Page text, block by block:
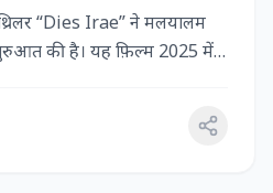
“Dies Irae” ने मलयालम
की है। यह फ़िल्म 2025 में